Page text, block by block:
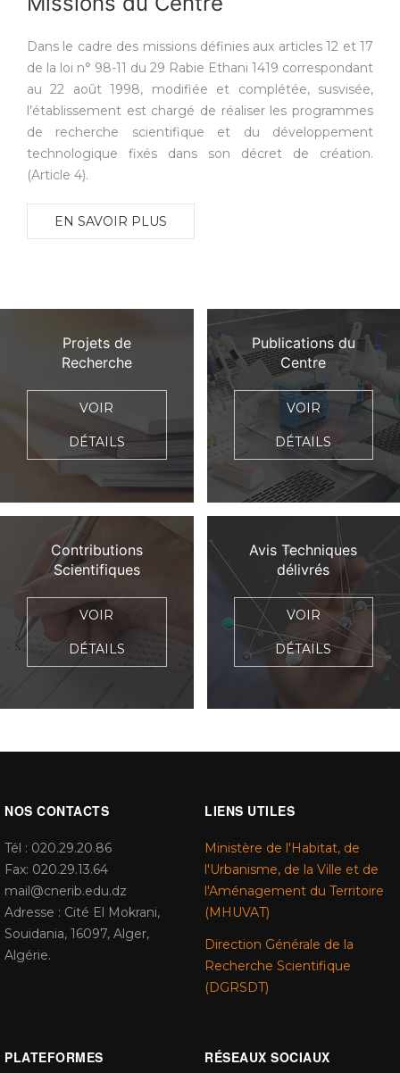
Dans le cadre des missions définies aux articles 12 et 17
de la loi n° 98-11 du 29 Rabie Ethani 1419 correspondant
au 22 août 1998, modifiée et complétée, susvisée,
l’établissement est chargé de réaliser les programmes
de recherche scientifique et du développement
technologique fixés dans son décret de création.
(Article 4).
EN SAVOIR PLUS
Projets de
Recherche
VOIR
DÉTAILS
Publications du
Centre
VOIR
DÉTAILS
Contributions
Scientifiques
VOIR
DÉTAILS
Avis Techniques
délivrés
VOIR
DÉTAILS
NOS CONTACTS
Tél : 020.29.20.86
Fax: 020.29.13.64
mail@cnerib.edu.dz
Adresse : Cité El Mokrani,
Souidania, 16097, Alger,
Algérie.
LIENS UTILES
Ministère de l'Habitat, de
l'Urbanisme, de la Ville et de
l'Aménagement du Territoire
(MHUVAT)
Direction Générale de la
Recherche Scientifique
(DGRSDT)
PLATEFORMES RÉSEAUX SOCIAUX